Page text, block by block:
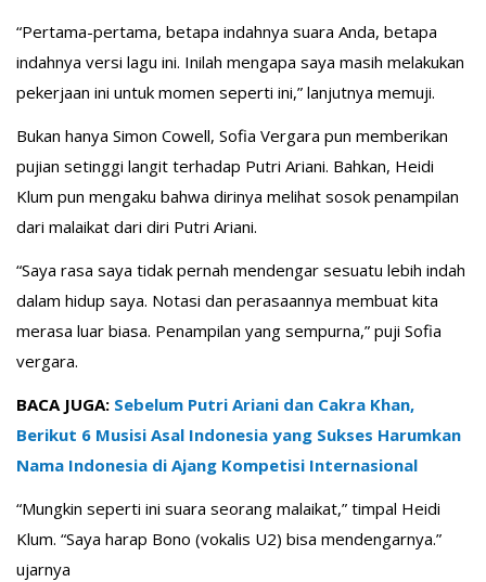
“Pertama-pertama, betapa indahnya suara Anda, betapa
indahnya versi lagu ini. Inilah mengapa saya masih melakukan
pekerjaan ini untuk momen seperti ini,” lanjutnya memuji.
Bukan hanya Simon Cowell, Sofia Vergara pun memberikan
pujian setinggi langit terhadap Putri Ariani. Bahkan, Heidi
Klum pun mengaku bahwa dirinya melihat sosok penampilan
dari malaikat dari diri Putri Ariani.
“Saya rasa saya tidak pernah mendengar sesuatu lebih indah
dalam hidup saya. Notasi dan perasaannya membuat kita
merasa luar biasa. Penampilan yang sempurna,” puji Sofia
vergara.
BACA JUGA: Sebelum Putri Ariani dan Cakra Khan,
Berikut 6 Musisi Asal Indonesia yang Sukses Harumkan
Nama Indonesia di Ajang Kompetisi Internasional
“Mungkin seperti ini suara seorang malaikat,” timpal Heidi
Klum. “Saya harap Bono (vokalis U2) bisa mendengarnya.”
ujarnya